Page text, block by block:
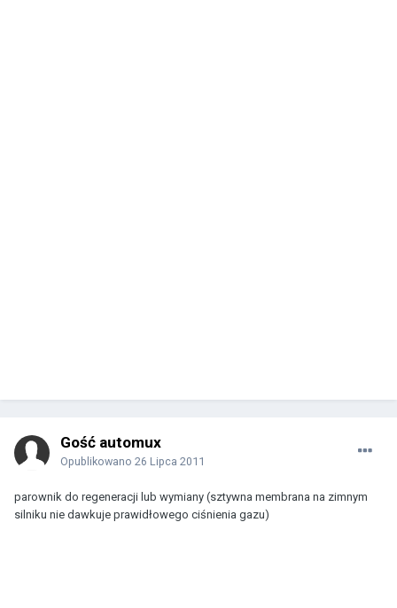
Gość automux
Opublikowano 26 Lipca 2011
parownik do regeneracji lub wymiany (sztywna membrana na zimnym
silniku nie dawkuje prawidłowego ciśnienia gazu)